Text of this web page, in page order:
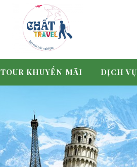
TOUR KHUYẾN MÃI DỊCH VỤ